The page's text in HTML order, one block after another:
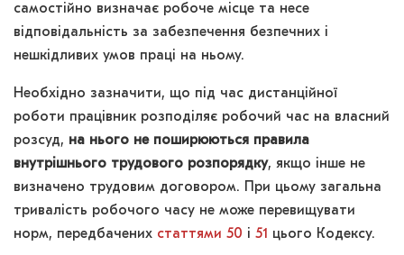
самостійно визначає робоче місце та несе
відповідальність за забезпечення безпечних і
нешкідливих умов праці на ньому.
Необхідно зазначити, що під час дистанційної
роботи працівник розподіляє робочий час на власний
розсуд, на нього не поширюються правила
внутрішнього трудового розпорядку, якщо інше не
визначено трудовим договором. При цьому загальна
тривалість робочого часу не може перевищувати
норм, передбачених статтями 50 і 51 цього Кодексу.